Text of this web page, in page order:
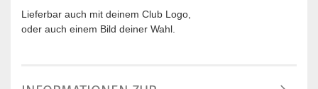
Lieferbar auch mit deinem Club Logo,
oder auch einem Bild deiner Wahl.